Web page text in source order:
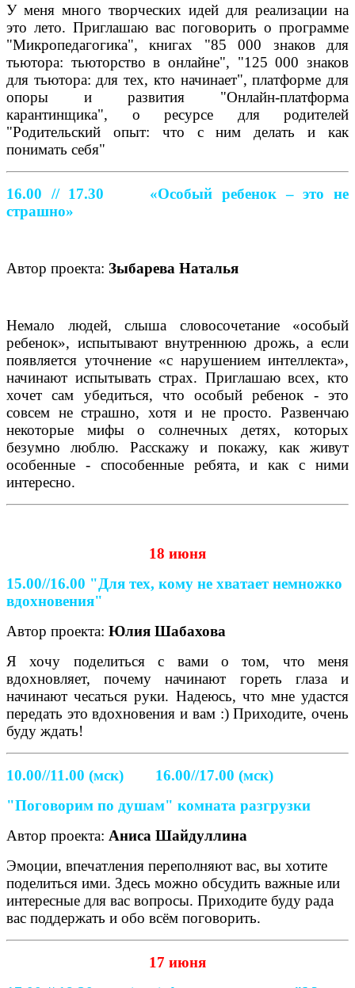
У меня много творческих идей для реализации на
это лето. Приглашаю вас поговорить о программе
"Микропедагогика", книгах "85 000 знаков для
тьютора: тьюторство в онлайне", "125 000 знаков
для тьютора: для тех, кто начинает", платформе для
опоры и развития "Онлайн-платформа
карантинщика", о ресурсе для родителей
"Родительский опыт: что с ним делать и как
понимать себя"
16.00 // 17.30
«Особый ребенок – это не
страшно»
Автор проекта: Зыбарева Наталья
Немало людей, слыша словосочетание «особый
ребенок», испытывают внутреннюю дрожь, а если
появляется уточнение «с нарушением интеллекта»,
начинают испытывать страх. Приглашаю всех, кто
хочет сам убедиться, что особый ребенок - это
совсем не страшно, хотя и не просто. Развенчаю
некоторые мифы о солнечных детях, которых
безумно люблю. Расскажу и покажу, как живут
особенные - способенные ребята, и как с ними
интересно.
18 июня
15.00//16.00 "Для тех, кому не хватает немножко
вдохновения"
Автор проекта: Юлия Шабахова
Я хочу поделиться с вами о том, что меня
вдохновляет, почему начинают гореть глаза и
начинают чесаться руки. Надеюсь, что мне удастся
передать это вдохновения и вам :) Приходите, очень
буду ждать!
10.00//11.00 (мск) 16.00//17.00 (мск)
"Поговорим по душам" комната разгрузки
Автор проекта: Аниса Шайдуллина
Эмоции, впечатления переполняют вас, вы хотите
поделиться ими. Здесь можно обсудить важные или
интересные для вас вопросы. Приходите буду рада
вас поддержать и обо всём поговорить.
17 июня